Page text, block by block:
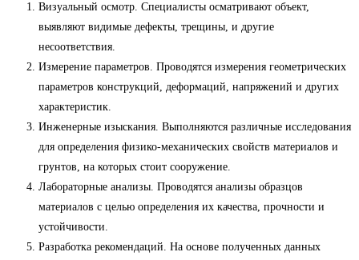
Визуальный осмотр. Специалисты осматривают объект,
выявляют видимые дефекты, трещины, и другие
несоответствия.
Измерение параметров. Проводятся измерения геометрических
параметров конструкций, деформаций, напряжений и других
характеристик.
Инженерные изыскания. Выполняются различные исследования
для определения физико-механических свойств материалов и
грунтов, на которых стоит сооружение.
Лабораторные анализы. Проводятся анализы образцов
материалов с целью определения их качества, прочности и
устойчивости.
Разработка рекомендаций. На основе полученных данных